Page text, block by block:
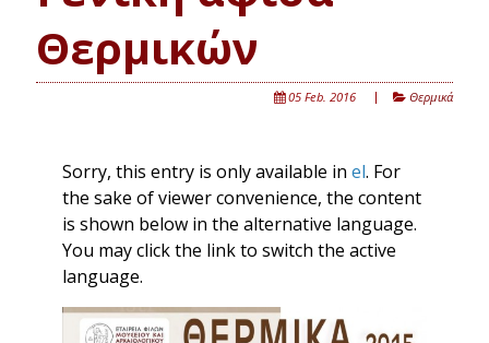
Θερμικών
05 Feb. 2016 Θερμικά
Sorry, this entry is only available in el. For
the sake of viewer convenience, the content
is shown below in the alternative language.
You may click the link to switch the active
language.